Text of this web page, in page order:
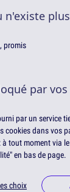
n'existe plus
promis
par
par un service
cookies dans vos
tout moment via
en bas de page.
choix